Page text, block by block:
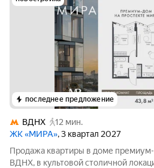
последнее предложение
ВДНХ
12 мин.
ЖК «МИРА», 3 квартал 2027
Продажа квартиры в доме
ВДНХ, в культовой столичной